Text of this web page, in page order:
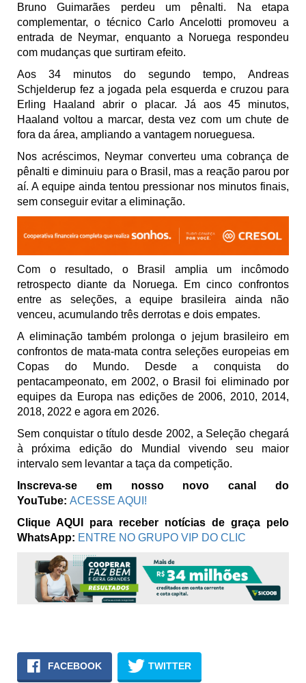
Bruno Guimarães perdeu um pênalti. Na etapa
complementar, o técnico Carlo Ancelotti promoveu a
entrada de Neymar, enquanto a Noruega respondeu
com mudanças que surtiram efeito.
Aos 34 minutos do segundo tempo, Andreas
Schjelderup fez a jogada pela esquerda e cruzou para
Erling Haaland
abrir o placar. Já aos 45 minutos,
Haaland voltou a marcar, desta vez com um chute de
fora da área, ampliando a vantagem norueguesa.
Nos acréscimos, Neymar converteu uma cobrança de
pênalti e diminuiu para o Brasil, mas a reação parou por
aí. A equipe ainda tentou pressionar nos minutos finais,
sem conseguir evitar a eliminação.
Com o resultado, o Brasil amplia um incômodo
retrospecto diante da Noruega. Em cinco confrontos
entre as seleções, a equipe brasileira ainda não
venceu, acumulando três derrotas e dois empates.
A eliminação também prolonga o jejum brasileiro em
confrontos de mata-mata contra seleções europeias em
Copas do Mundo. Desde a conquista do
pentacampeonato, em 2002, o Brasil foi eliminado por
equipes da Europa nas edições de 2006, 2010, 2014,
2018, 2022 e agora em 2026.
Sem conquistar o título desde 2002, a Seleção chegará
à próxima edição do Mundial vivendo seu maior
intervalo sem levantar a taça da competição.
Inscreva-se em nosso novo canal do
YouTube: ACESSE AQUI!
Clique AQUI para receber notícias de graça pelo
WhatsApp: ENTRE NO GRUPO VIP DO CLIC
FACEBOOK TWITTER